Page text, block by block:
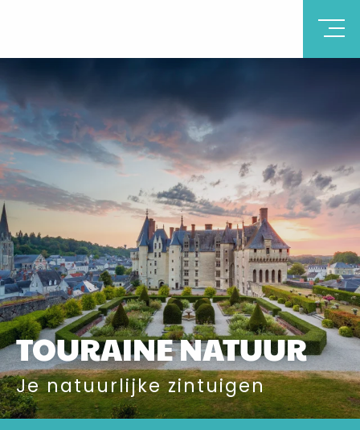
TOURAINE NATUUR
Je natuurlijke zintuigen